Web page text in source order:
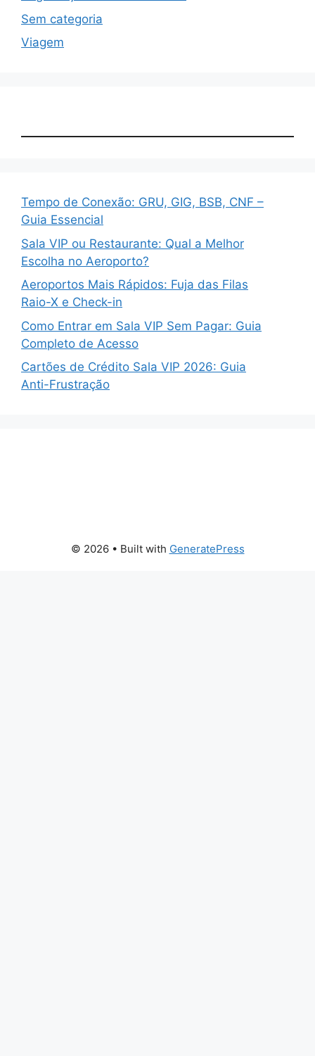
Sem categoria
Viagem
Tempo de Conexão: GRU, GIG, BSB, CNF –
Guia Essencial
Sala VIP ou Restaurante: Qual a Melhor
Escolha no Aeroporto?
Aeroportos Mais Rápidos: Fuja das Filas
Raio-X e Check-in
Como Entrar em Sala VIP Sem Pagar: Guia
Completo de Acesso
Cartões de Crédito Sala VIP 2026: Guia
Anti-Frustração
© 2026 • Built with GeneratePress